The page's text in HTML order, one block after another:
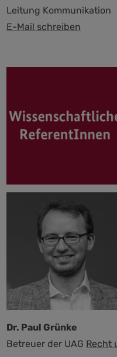
Leitung Kommunikation
E-Mail schreiben
Dr. Paul Grünke
Betreuer der UAG Recht